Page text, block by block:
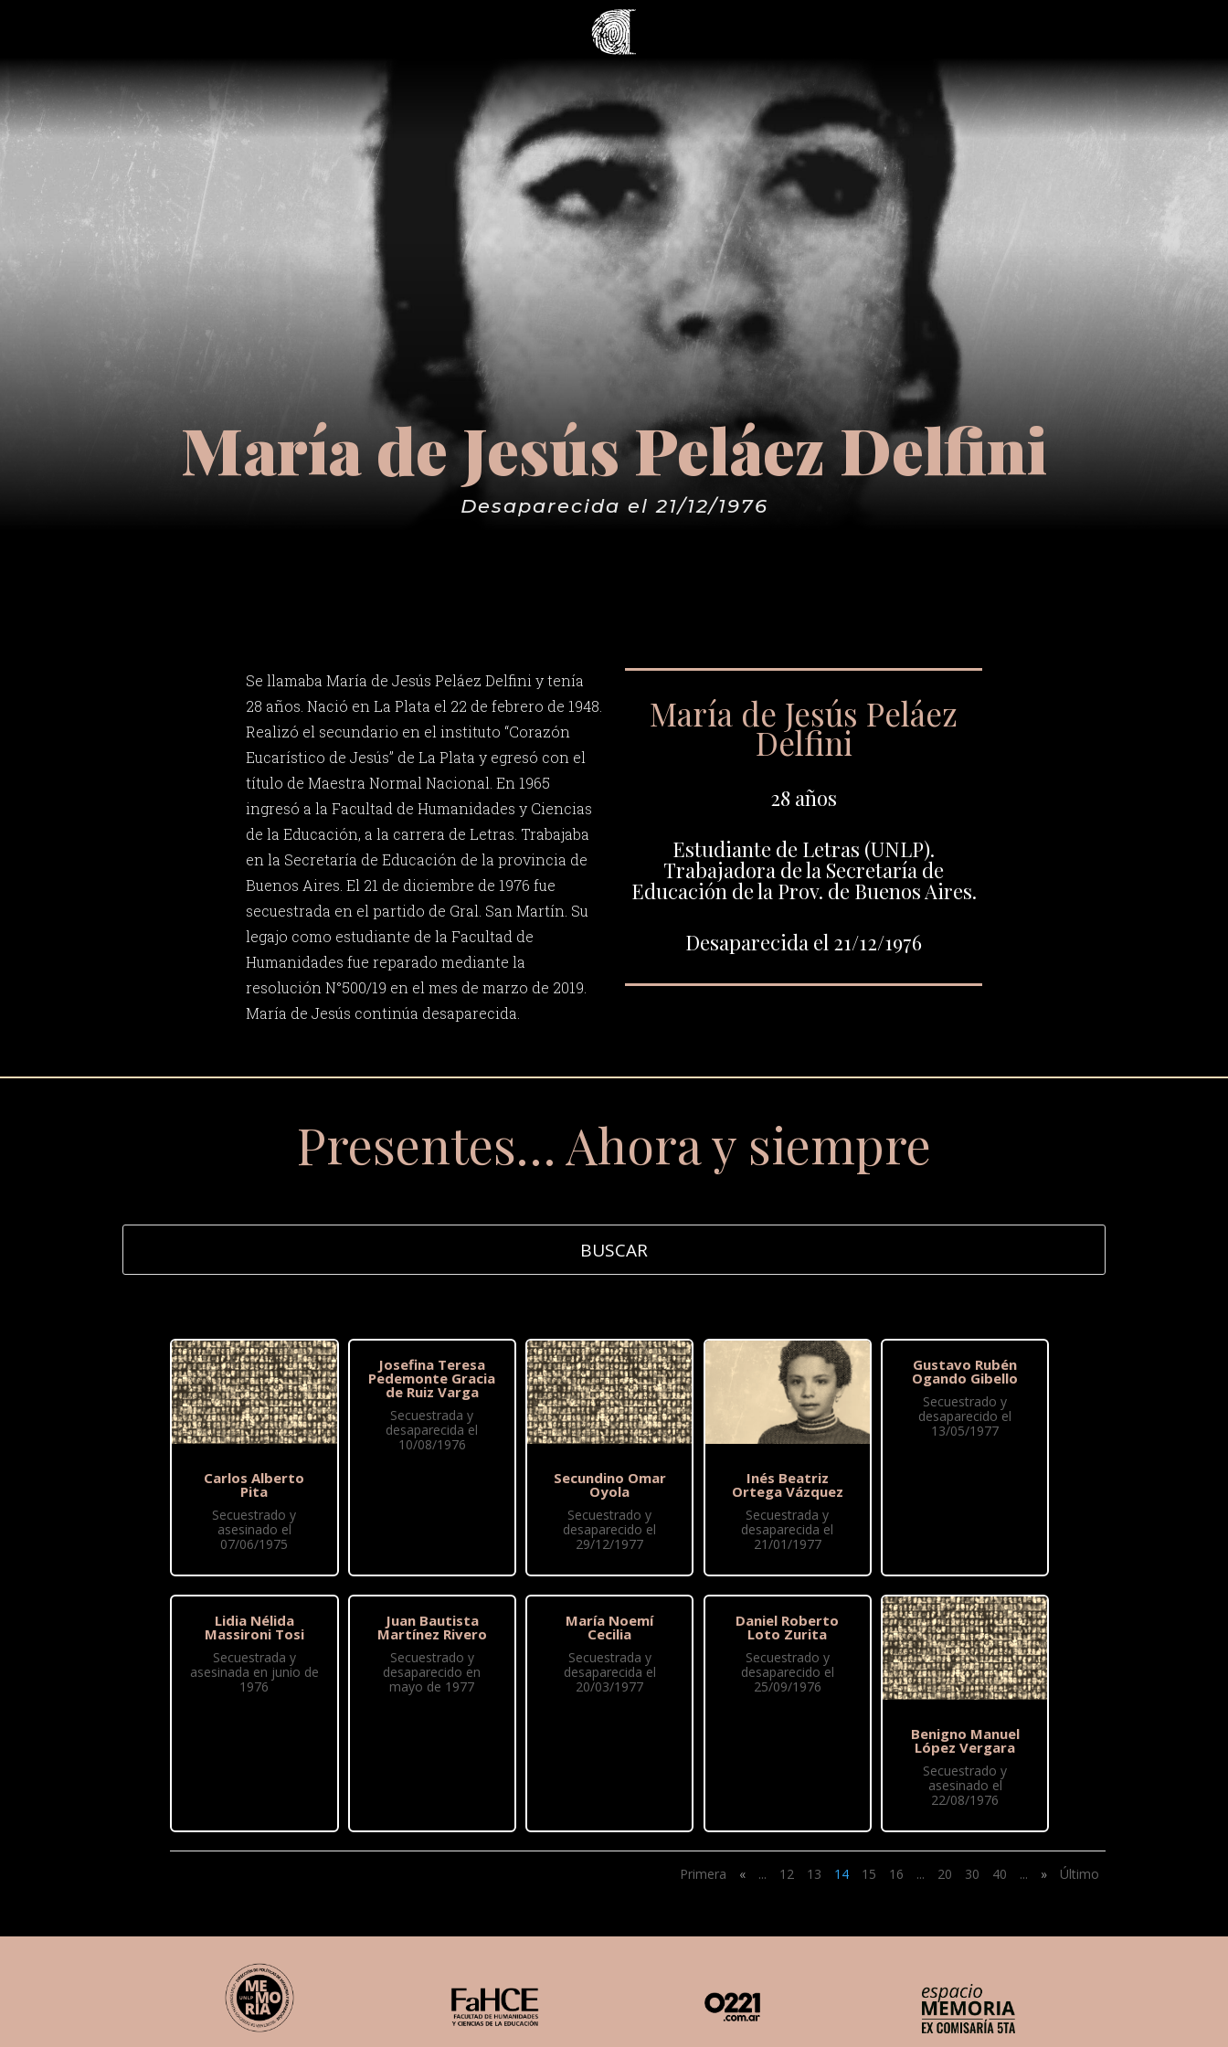
María de Jesús Peláez Delfini
Desaparecida el 21/12/1976
Se llamaba María de Jesús Peláez Delfini y tenía
28 años. Nació en La Plata el 22 de febrero de 1948.
Realizó el secundario en el instituto “Corazón
Eucarístico de Jesús” de La Plata y egresó con el
título de Maestra Normal Nacional. En 1965
ingresó a la Facultad de Humanidades y Ciencias
de la Educación, a la carrera de Letras. Trabajaba
en la Secretaría de Educación de la provincia de
Buenos Aires. El 21 de diciembre de 1976 fue
secuestrada en el partido de Gral. San Martín. Su
legajo como estudiante de la Facultad de
Humanidades fue reparado mediante la
resolución N°500/19 en el mes de marzo de 2019.
María de Jesús continúa desaparecida.
María de Jesús Peláez
Delfini
28 años
Estudiante de Letras (UNLP).
Trabajadora de la Secretaría de
Educación de la Prov. de Buenos Aires.
Desaparecida el 21/12/1976
Presentes… Ahora y siempre
Carlos Alberto
Pita
Secuestrado y
asesinado el
07/06/1975
Lidia Nélida
Massironi Tosi
Secuestrada y
asesinada en junio de
1976
Josefina Teresa
Pedemonte Gracia
de Ruiz Varga
Secuestrada y
desaparecida el
10/08/1976
Juan Bautista
Martínez Rivero
Secuestrado y
desaparecido en
mayo de 1977
Secundino Omar
Oyola
Secuestrado y
desaparecido el
29/12/1977
María Noemí
Cecilia
Secuestrada y
desaparecida el
20/03/1977
Inés Beatriz
Ortega Vázquez
Secuestrada y
desaparecida el
21/01/1977
Daniel Roberto
Loto Zurita
Secuestrado y
desaparecido el
25/09/1976
Gustavo Rubén
Ogando Gibello
Secuestrado y
desaparecido el
13/05/1977
Benigno Manuel
López Vergara
Secuestrado y
asesinado el
22/08/1976
Primera « ... 12 13 14 15 16 ... 20 30 40 ... » Último